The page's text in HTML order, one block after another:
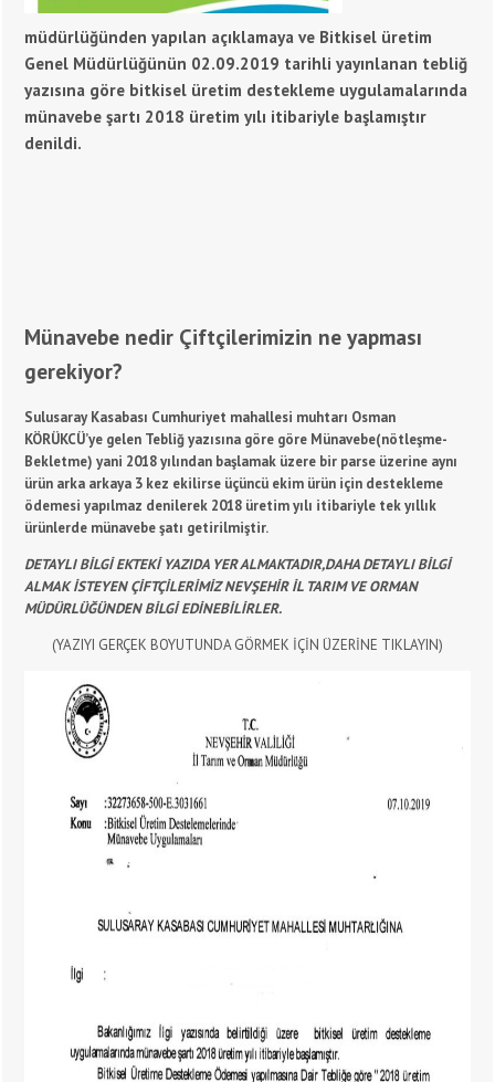
müdürlüğünden yapılan açıklamaya ve Bitkisel üretim
Genel Müdürlüğünün 02.09.2019 tarihli yayınlanan tebliğ
yazısına göre bitkisel üretim destekleme uygulamalarında
münavebe şartı 2018 üretim yılı itibariyle başlamıştır
denildi.
Münavebe nedir Çiftçilerimizin ne yapması
gerekiyor?
Sulusaray Kasabası Cumhuriyet mahallesi muhtarı Osman
KÖRÜKCÜ’ye gelen Tebliğ yazısına göre göre Münavebe(nötleşme-
Bekletme) yani 2018 yılından başlamak üzere bir parse üzerine aynı
ürün arka arkaya 3 kez ekilirse üçüncü ekim ürün için destekleme
ödemesi yapılmaz denilerek 2018 üretim yılı itibariyle tek yıllık
ürünlerde münavebe şatı getirilmiştir.
DETAYLI BİLGİ EKTEKİ YAZIDA YER ALMAKTADIR,DAHA DETAYLI BİLGİ
ALMAK İSTEYEN ÇİFTÇİLERİMİZ NEVŞEHİR İL TARIM VE ORMAN
MÜDÜRLÜĞÜNDEN BİLGİ EDİNEBİLİRLER.
(YAZIYI GERÇEK BOYUTUNDA GÖRMEK İÇİN ÜZERİNE TIKLAYIN)